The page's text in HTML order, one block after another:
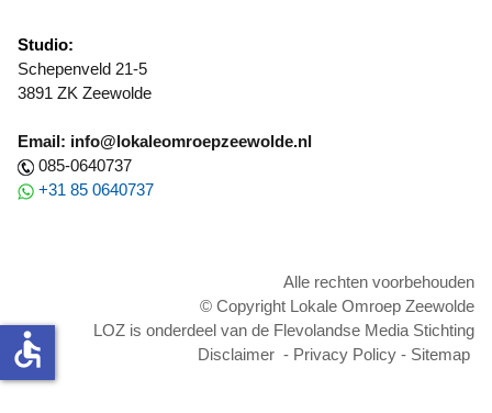
Studio:
Schepenveld 21-5
3891 ZK Zeewolde
Email: info@lokaleomroepzeewolde.nl
085-0640737
+31 85 0640737
Alle rechten voorbehouden
© Copyright Lokale Omroep Zeewolde
LOZ is onderdeel van de Flevolandse Media Stichting
Disclaimer - Privacy Policy - Sitemap
accessible